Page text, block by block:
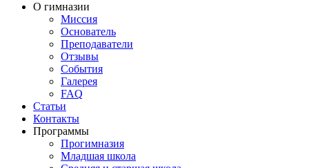
О гимназии
Миссия
Основатель
Преподаватели
Отзывы
События
Галерея
FAQ
Статьи
Контакты
Программы
Прогимназия
Младшая школа